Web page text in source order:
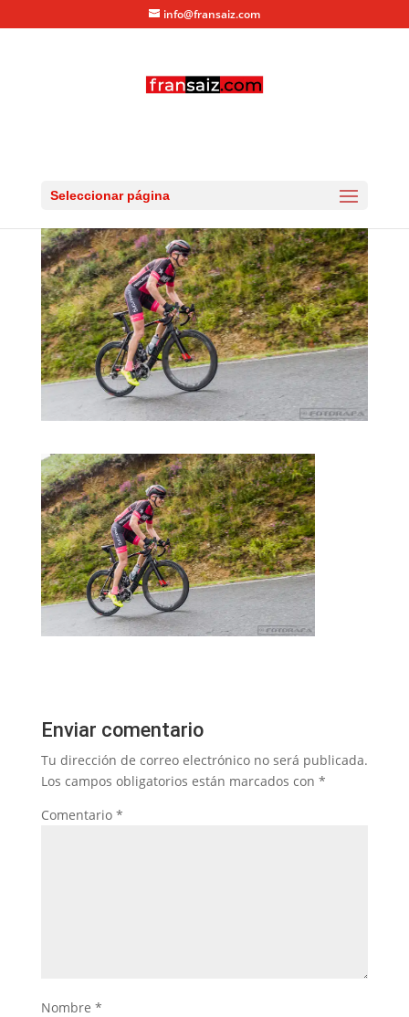
info@fransaiz.com
Seleccionar página
Enviar comentario
Tu dirección de correo electrónico no será publicada.
Los campos obligatorios están marcados con *
Comentario *
Nombre *